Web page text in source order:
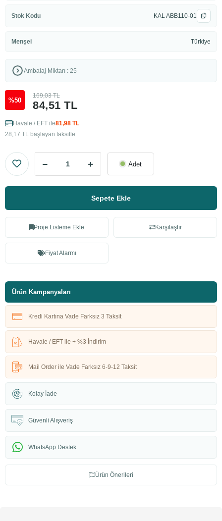
Stok Kodu KAL ABB110-01
Menşei Türkiye
Ambalaj Miktarı : 25
%50 84,51 TL
169,03 TL
Havale / EFT ile81,98 TL
28,17 TL başlayan taksitle
Adet
Sepete Ekle
Proje Listeme Ekle Karşılaştır
Fiyat Alarmı
Ürün Kampanyaları
Kredi Kartına Vade Farksız 3 Taksit
Havale / EFT ile + %3 İndirim
Mail Order ile Vade Farksız 6-9-12 Taksit
Kolay İade
Güvenli Alışveriş
WhatsApp Destek
Ürün Önerileri